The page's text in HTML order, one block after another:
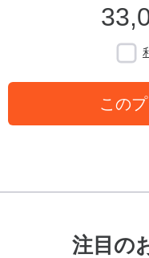
この
注目の